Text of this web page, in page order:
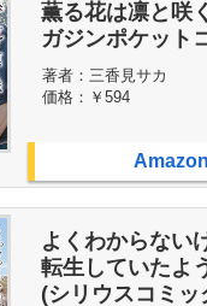
薫る花は凛と咲
ガジンポケット
著者： 三香見サカ
価格： ￥594
よくわからない
転生していたよ
(シリウスコミッ